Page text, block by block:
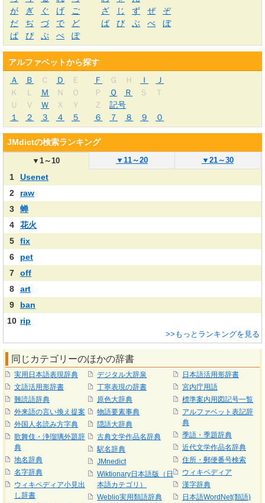
が
ぎ ぐ げ ご ざ じ ず ぜ
ぞ
だ
ぢ づ で ど ば び ぶ べ
ぼ
ぱ
ぴ ぷ ぺ ぽ
アルファベットから探す
Ａ
Ｂ Ｃ Ｄ Ｅ Ｆ Ｇ Ｈ Ｉ
Ｊ
Ｋ
Ｌ Ｍ Ｎ Ｏ Ｐ Ｑ Ｒ Ｓ
Ｔ
Ｕ
Ｖ Ｗ Ｘ Ｙ Ｚ
記号
１
２ ３ ４ ５ ６ ７ ８ ９ ０
JMdictの検索ランキング
▼1～10 ▼ 11～20 ▼ 21～30
1
Usenet
2
raw
3
蝉
4
花火
5
fix
6
pet
7
off
8
art
9
ban
10 rip
>>もっとランキングを見る
同じカテゴリーのほかの辞書
実用日本語表現辞典
文語活用形辞書
難読語辞典
外来語の言い換え提案
外国人名読み方字典
歌舞伎・浄瑠璃外題辞
典
地名辞典
名字辞典
ウィキペディア小見出
し辞書
デジタル大辞泉
丁寧表現の辞書
原色大辞典
物語要素事典
隠語大辞典
古典文学作品名辞典
駅名辞典
JMnedict
Wiktionary日本語版（日
本語カテゴリ）
Weblio実用類語辞典
日本語活用形辞書
宮内庁用語
標準案内用図記号一覧
アルファベット表記辞
典
季語・季題辞典
近代文学作品名辞典
住所・郵便番号検索
ウィキペディア
漢字辞典
日本語WordNet(類語)